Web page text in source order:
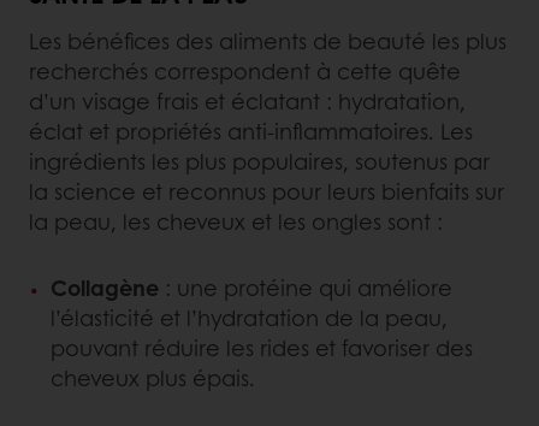
Les bénéfices des aliments de beauté les plus
recherchés correspondent à cette quête
d’un visage frais et éclatant : hydratation,
éclat et propriétés anti-inflammatoires. Les
ingrédients les plus populaires, soutenus par
la science et reconnus pour leurs bienfaits sur
la peau, les cheveux et les ongles sont :
Collagène : une protéine qui améliore
l’élasticité et l’hydratation de la peau,
pouvant réduire les rides et favoriser des
cheveux plus épais.